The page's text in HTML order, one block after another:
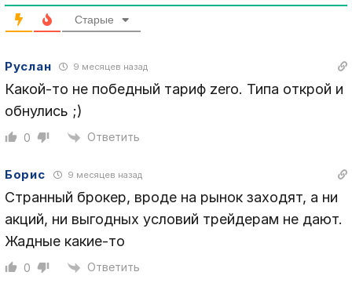
Старые
Руслан 9 месяцев назад
Какой-то не победный тариф zero. Типа открой и
обнулись ;)
0 Ответить
Борис 9 месяцев назад
Странный брокер, вроде на рынок заходят, а ни
акций, ни выгодных условий трейдерам не дают.
Жадные какие-то
0 Ответить